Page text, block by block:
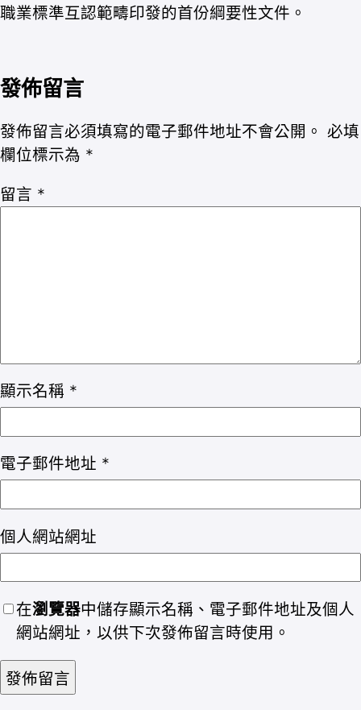
職業標準互認範疇印發的首份綱要性文件。
發佈留言
發佈留言必須填寫的電子郵件地址不會公開。 必填
欄位標示為 *
留言 *
顯示名稱 *
電子郵件地址 *
個人網站網址
在瀏覽器中儲存顯示名稱、電子郵件地址及個人
網站網址，以供下次發佈留言時使用。